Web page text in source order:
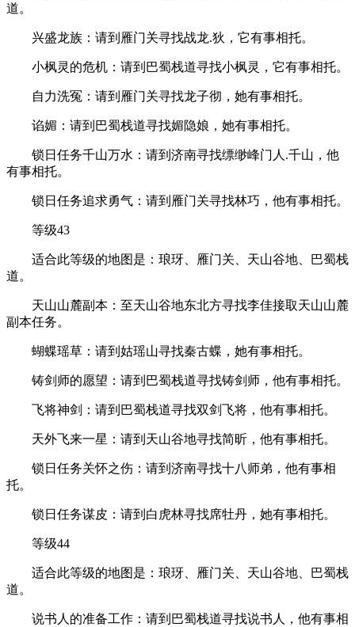
道。
兴盛龙族：请到雁门关寻找战龙.狄，它有事相托。
小枫灵的危机：请到巴蜀栈道寻找小枫灵，它有事相托。
自力洗冤：请到雁门关寻找龙子彻，她有事相托。
谄媚：请到巴蜀栈道寻找媚隐娘，她有事相托。
锁日任务千山万水：请到济南寻找缥缈峰门人.千山，他
有事相托。
锁日任务追求勇气：请到雁门关寻找林巧，他有事相托。
等级43
适合此等级的地图是：琅玡、雁门关、天山谷地、巴蜀栈
道。
天山山麓副本：至天山谷地东北方寻找李佳接取天山山麓
副本任务。
蝴蝶瑶草：请到姑瑶山寻找秦古蝶，她有事相托。
铸剑师的愿望：请到巴蜀栈道寻找铸剑师，他有事相托。
飞将神剑：请到巴蜀栈道寻找双剑飞将，他有事相托。
天外飞来一星：请到天山谷地寻找简昕，他有事相托。
锁日任务关怀之伤：请到济南寻找十八师弟，他有事相
托。
锁日任务谋皮：请到白虎林寻找席牡丹，她有事相托。
等级44
适合此等级的地图是：琅玡、雁门关、天山谷地、巴蜀栈
道。
说书人的准备工作：请到巴蜀栈道寻找说书人，他有事相